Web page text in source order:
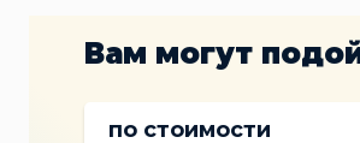
Вам могут
по стоимости